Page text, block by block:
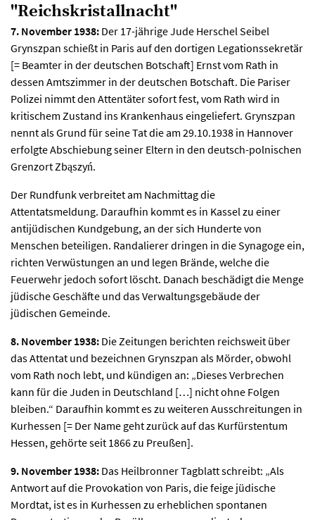
"Reichskristallnacht"
7. November 1938: Der 17-jährige Jude Herschel Seibel
Grynszpan schießt in Paris auf den dortigen Legationssekretär
[= Beamter in der deutschen Botschaft] Ernst vom Rath in
dessen Amtszimmer in der deutschen Botschaft. Die Pariser
Polizei nimmt den Attentäter sofort fest, vom Rath wird in
kritischem Zustand ins Krankenhaus eingeliefert. Grynszpan
nennt als Grund für seine Tat die am 29.10.1938 in Hannover
erfolgte Abschiebung seiner Eltern in den deutsch-polnischen
Grenzort Zbąszyń.
Der Rundfunk verbreitet am Nachmittag die
Attentatsmeldung. Daraufhin kommt es in Kassel zu einer
antijüdischen Kundgebung, an der sich Hunderte von
Menschen beteiligen. Randalierer dringen in die Synagoge ein,
richten Verwüstungen an und legen Brände, welche die
Feuerwehr jedoch sofort löscht. Danach beschädigt die Menge
jüdische Geschäfte und das Verwaltungsgebäude der
jüdischen Gemeinde.
8. November 1938: Die Zeitungen berichten reichsweit über
das Attentat und bezeichnen Grynszpan als Mörder, obwohl
vom Rath noch lebt, und kündigen an: „Dieses Verbrechen
kann für die Juden in Deutschland […] nicht ohne Folgen
bleiben.“ Daraufhin kommt es zu weiteren Ausschreitungen in
Kurhessen [= Der Name geht zurück auf das Kurfürstentum
Hessen, gehörte seit 1866 zu Preußen].
9. November 1938: Das Heilbronner Tagblatt schreibt: „Als
Antwort auf die Provokation von Paris, die feige jüdische
Mordtat, ist es in Kurhessen zu erheblichen spontanen